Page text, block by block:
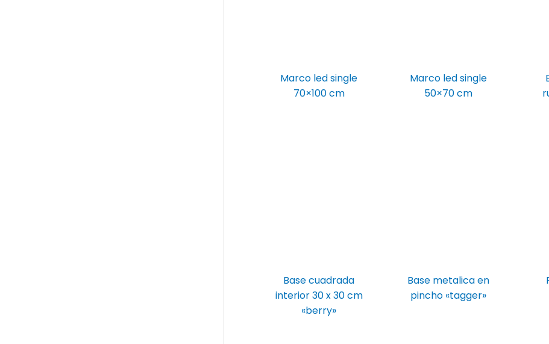
Marco led single
70×100 cm
Marco led single
50×70 cm
Base cuadrada
interior 30 x 30 cm
«berry»
Base metalica en
pincho «tagger»